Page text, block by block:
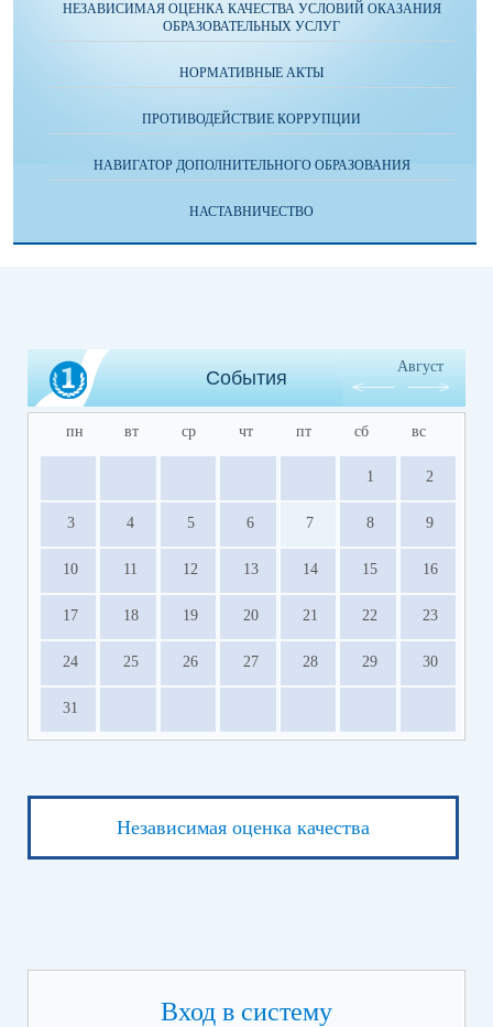
НЕЗАВИСИМАЯ ОЦЕНКА КАЧЕСТВА УСЛОВИЙ ОКАЗАНИЯ
ОБРАЗОВАТЕЛЬНЫХ УСЛУГ
НОРМАТИВНЫЕ АКТЫ
ПРОТИВОДЕЙСТВИЕ КОРРУПЦИИ
НАВИГАТОР ДОПОЛНИТЕЛЬНОГО ОБРАЗОВАНИЯ
НАСТАВНИЧЕСТВО
События
Август
пн вт ср чт пт сб вс
1 2
3 4 5 6 7 8 9
10 11 12 13 14 15 16
17 18 19 20 21 22 23
24 25 26 27 28 29 30
31
Независимая оценка качества
Вход в систему